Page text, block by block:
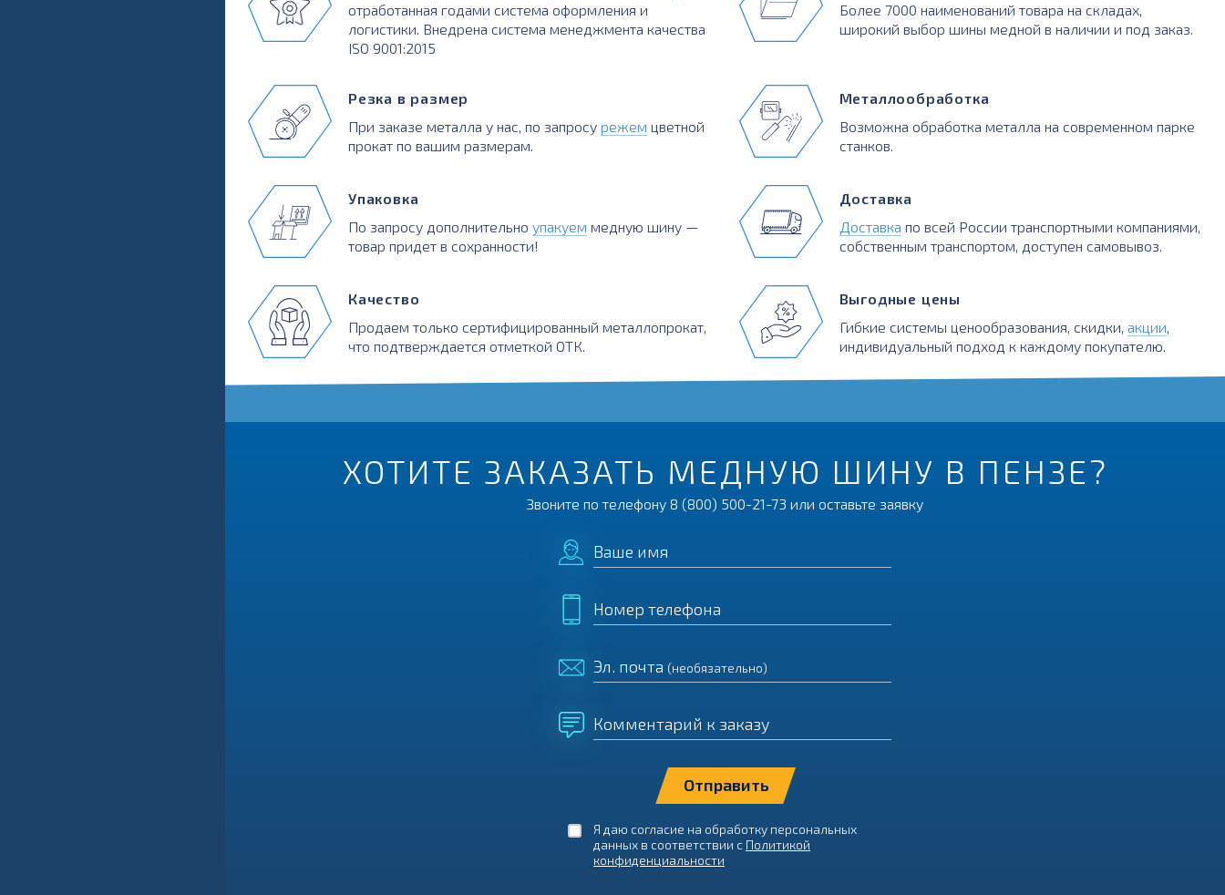
отработанная годами система оформления и
логистики. Внедрена система менеджмента качества
ISO 9001:2015
Резка в размер
При заказе металла у нас, по запросу режем цветной
прокат по вашим размерам.
Упаковка
По запросу дополнительно упакуем медную шину —
товар придет в сохранности!
Качество
Продаем только сертифицированный металлопрокат,
что подтверждается отметкой ОТК.
Более 7000 наименований товара на складах,
широкий выбор шины медной в наличии и под заказ.
Металлообработка
Возможна обработка металла на современном парке
станков.
Доставка
Доставка по всей России транспортными компаниями,
собственным транспортом, доступен самовывоз.
Выгодные цены
Гибкие системы ценообразования, скидки, акции
индивидуальный подход к каждому покупателю.
ХОТИТЕ ЗАКАЗАТЬ МЕДНУЮ ШИНУ В ПЕНЗЕ?
Звоните по телефону 8 (800) 500-21-73 или оставьте заявку
Ваше имя
Номер телефона
Эл. почта (необязательно)
Комментарий к заказу
Я даю согласие на обработку персональных
данных в соответствии с Политикой
конфиденциальности